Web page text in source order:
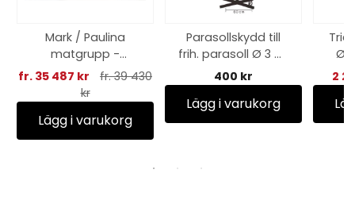
Mark / Paulina
matgrupp -
teak/beige
fr. 35 487 kr
fr. 39 430
kr
Lägg i varukorg
Parasollskydd till
frih. parasoll Ø 3 m,
vattentätt - svart
400 kr
Lägg i varukorg
Ø
2